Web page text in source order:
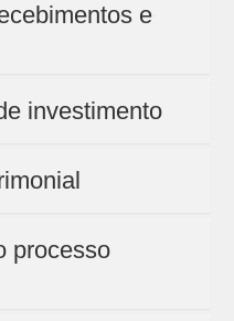
e
investimento
processo